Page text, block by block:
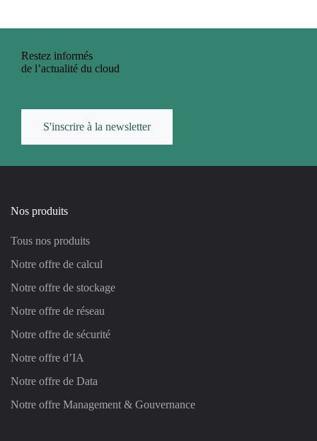
Restez informés
de l’actualité du cloud
S'inscrire à la newsletter
Nos produits
Tous nos produits
Notre offre de calcul
Notre offre de stockage
Notre offre de réseau
Notre offre de sécurité
Notre offre d’IA
Notre offre de Data
Notre offre Management & Gouvernance